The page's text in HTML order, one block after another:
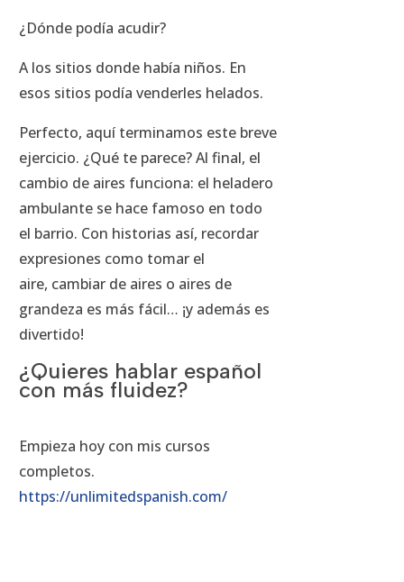
¿Dónde podía acudir?
A los sitios donde había niños. En
esos sitios podía venderles helados.
Perfecto, aquí terminamos este breve
ejercicio. ¿Qué te parece? Al final, el
cambio de aires funciona: el heladero
ambulante se hace famoso en todo
el barrio. Con historias así, recordar
expresiones como tomar el
aire, cambiar de aires o aires de
grandeza es más fácil… ¡y además es
divertido!
¿Quieres hablar español
con más fluidez?
Empieza hoy con mis cursos
completos.
https://unlimitedspanish.com/